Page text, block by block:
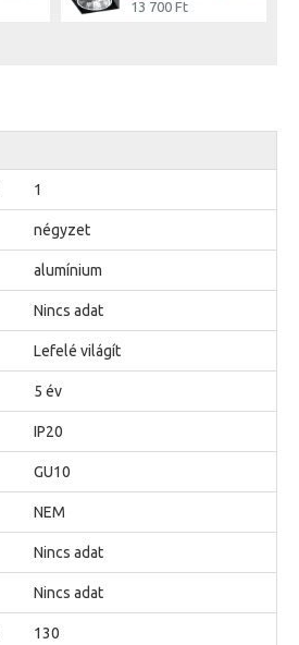
13 700 Ft
1
négyzet
alumínium
Nincs adat
Lefelé világít
5 év
IP20
GU10
NEM
Nincs adat
Nincs adat
130